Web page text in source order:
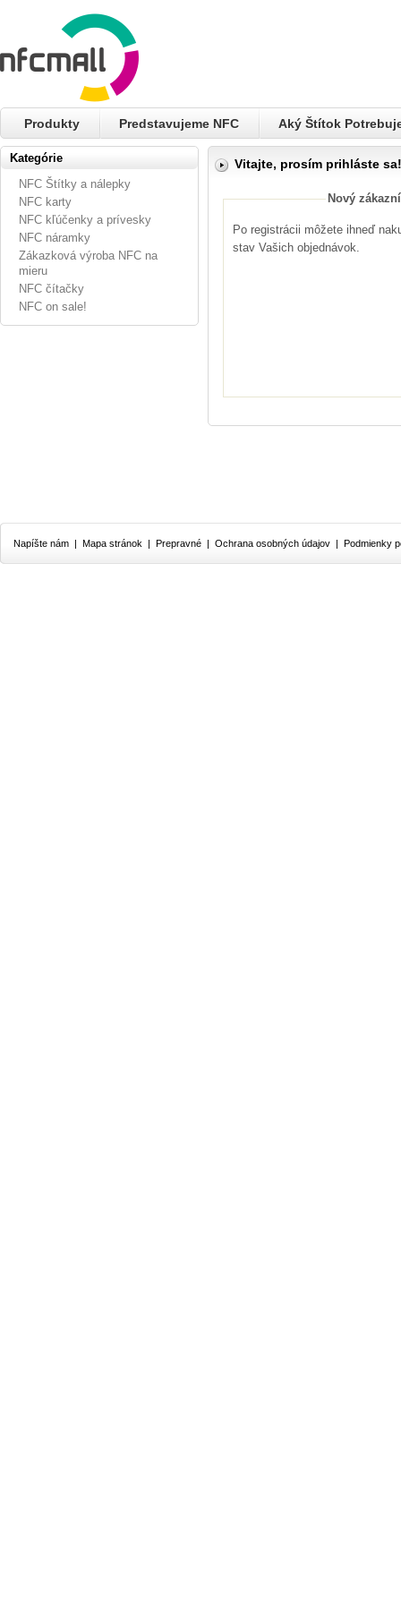
Produkty Predstavujeme NFC Aký Štítok
Kategórie
NFC Štítky a nálepky
NFC karty
NFC kľúčenky a prívesky
NFC náramky
Zákazková výroba NFC na
mieru
NFC čítačky
NFC on sale!
Vitajte, prosím prihláste sa!
Nový
Po registrácii môžete ihneď
stav Vašich objednávok.
Napíšte nám | Mapa stránok | Prepravné | Ochrana osobných údajov | Podmienky